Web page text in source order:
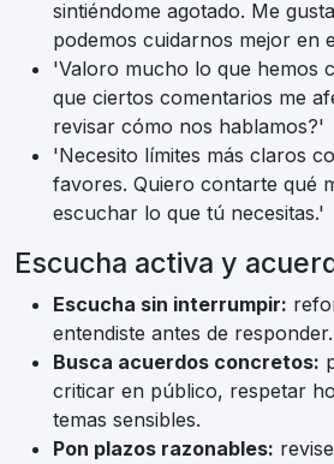
sintiéndome agotado. Me
podemos cuidarnos mejor en
'Valoro mucho lo que hemos
que ciertos comentarios me
revisar cómo nos hablamos?'
'Necesito límites más claros
favores. Quiero contarte qué
escuchar lo que tú necesitas.'
Escucha activa y
Escucha sin interrumpir:
entendiste antes de responder.
Busca acuerdos concretos:
criticar en público, respetar
temas sensibles.
Pon plazos razonables: